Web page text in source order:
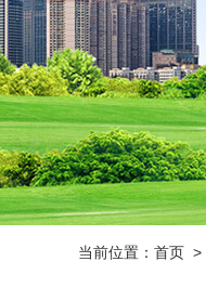
当前位置： 首页 >